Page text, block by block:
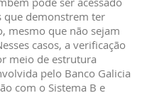
que demonstrem ter
mesmo que não sejam
casos, a verificação
meio de estrutura
pelo Banco Galicia
com o Sistema B e